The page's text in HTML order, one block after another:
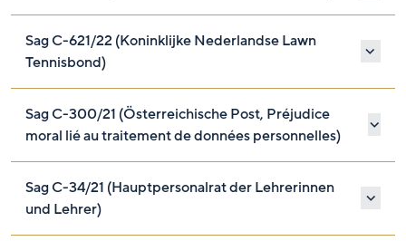
Sag C-621/22 (Koninklijke Nederlandse Lawn
Tennisbond)
Sag C-300/21 (Österreichische Post, Préjudice
moral lié au traitement de données personnelles)
Sag C-34/21 (Hauptpersonalrat der Lehrerinnen
und Lehrer)